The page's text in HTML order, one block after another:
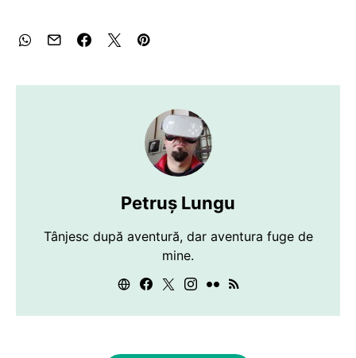
Petruș Lungu
Tânjesc după aventură, dar aventura fuge de
mine.